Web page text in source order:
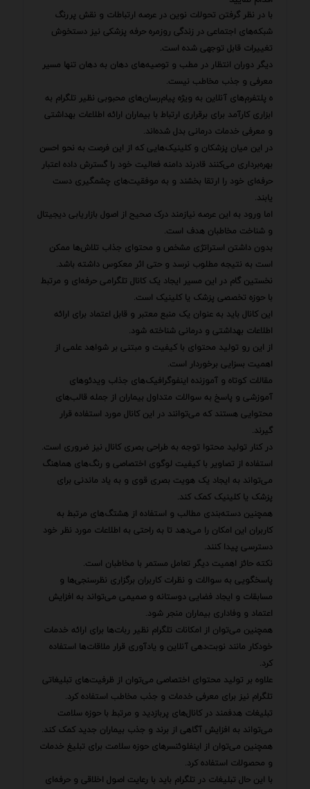
با در نظر گرفتن تحولات نوین در عرصه ارتباطات و نقش پررنگ
شبکه‌های اجتماعی در زندگی روزمره حرفه پزشکی نیز دستخوش
تغییرات قابل توجهی شده است.
دیگر دوران انتظار در مطب و توصیه‌های دهان به دهان تنها مسیر
معرفی و جذب مخاطب نیست.
ه پلتفرم‌های آنلاین به ویژه پیام‌رسان‌های محبوبی نظیر تلگرام به
ابزاری کارآمد برای برقراری ارتباط با بیماران ارائه اطلاعات بهداشتی
و معرفی خدمات درمانی بدل شده‌اند.
در این میان پزشکان و کلینیک‌هایی که از این فرصت به نحو احسن
بهره‌برداری می‌کنند قادرند دامنه فعالیت خود را گسترش داده اعتبار
حرفه‌ای خود را ارتقا بخشند و به موفقیت‌های چشمگیری دست
یابند.
اما ورود به این عرصه نیازمند درک صحیح از اصول بازاریابی دیجیتال
و شناخت مخاطبان هدف است.
بدون داشتن استراتژی مشخص و محتوای جذاب تلاش‌ها ممکن
است به نتیجه مطلوب نرسد و حتی اثر معکوس داشته باشد.
نخستین گام در این مسیر ایجاد یک کانال تلگرامی حرفه‌ای و مرتبط
با حوزه تخصصی پزشک یا کلینیک است.
این کانال باید به عنوان یک منبع معتبر و قابل اعتماد برای ارائه
اطلاعات بهداشتی و درمانی شناخته شود.
از این رو تولید محتوای با کیفیت و مبتنی بر شواهد علمی از
اهمیت بسزایی برخوردار است.
مقالات کوتاه و آموزنده اینفوگرافیک‌های جذاب ویدئوهای
آموزشی و پاسخ به سوالات متداول بیماران از جمله قالب‌های
محتوایی هستند که می‌توانند در این کانال مورد استفاده قرار
گیرند.
در کنار تولید محتوا توجه به طراحی بصری کانال نیز ضروری است.
استفاده از تصاویر با کیفیت لوگوی اختصاصی و رنگ‌های هماهنگ
می‌تواند به ایجاد یک هویت بصری قوی و به یاد ماندنی برای
پزشک یا کلینیک کمک کند.
همچنین دسته‌بندی مطالب و استفاده از هشتگ‌های مرتبط به
کاربران این امکان را می‌دهد تا به راحتی به اطلاعات مورد نظر خود
دسترسی پیدا کنند.
نکته حائز اهمیت دیگر تعامل مستمر با مخاطبان است.
پاسخگویی به سوالات و نظرات کاربران برگزاری نظرسنجی‌ها و
مسابقات و ایجاد فضایی دوستانه و صمیمی می‌تواند به افزایش
اعتماد و وفاداری بیماران منجر شود.
همچنین می‌توان از امکانات تلگرام نظیر ربات‌ها برای ارائه خدمات
خودکار مانند نوبت‌دهی آنلاین و یادآوری قرار ملاقات‌ها استفاده
کرد.
علاوه بر تولید محتوای اختصاصی می‌توان از ظرفیت‌های تبلیغاتی
تلگرام نیز برای معرفی خدمات و جذب مخاطب استفاده کرد.
تبلیغات هدفمند در کانال‌های پربازدید و مرتبط با حوزه سلامت
می‌تواند به افزایش آگاهی از برند و جذب بیماران جدید کمک کند.
همچنین می‌توان از اینفلوئنسرهای حوزه سلامت برای تبلیغ خدمات
و محصولات استفاده کرد.
با این حال تبلیغات در تلگرام باید با رعایت اصول اخلاقی و حرفه‌ای